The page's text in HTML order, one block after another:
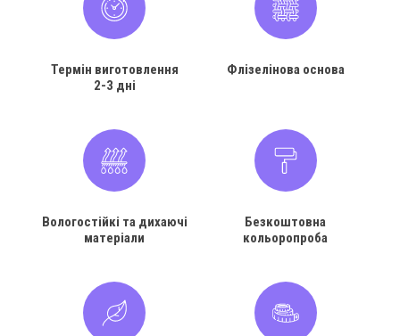
Термін виготовлення
2-3 дні
Флізелінова основа
Вологостійкі та дихаючі
матеріали
Безкоштовна
кольоропроба